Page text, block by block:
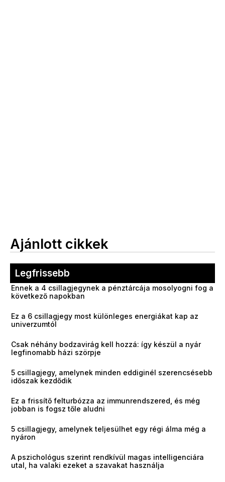
Ajánlott cikkek
Legfrissebb
Ennek a 4 csillagjegynek a pénztárcája mosolyogni fog a
következő napokban
Ez a 6 csillagjegy most különleges energiákat kap az
univerzumtól
Csak néhány bodzavirág kell hozzá: így készül a nyár
legfinomabb házi szörpje
5 csillagjegy, amelynek minden eddiginél szerencsésebb
időszak kezdődik
Ez a frissítő felturbózza az immunrendszered, és még
jobban is fogsz tőle aludni
5 csillagjegy, amelynek teljesülhet egy régi álma még a
nyáron
A pszichológus szerint rendkívül magas intelligenciára
utal, ha valaki ezeket a szavakat használja